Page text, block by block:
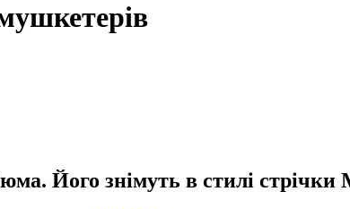
Його знімуть в стилі стрічки